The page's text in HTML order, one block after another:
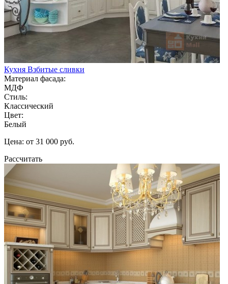
Кухня Взбитые сливки
Материал фасада:
МДФ
Стиль:
Классический
Цвет:
Белый
Цена: от 31 000 руб.
Рассчитать